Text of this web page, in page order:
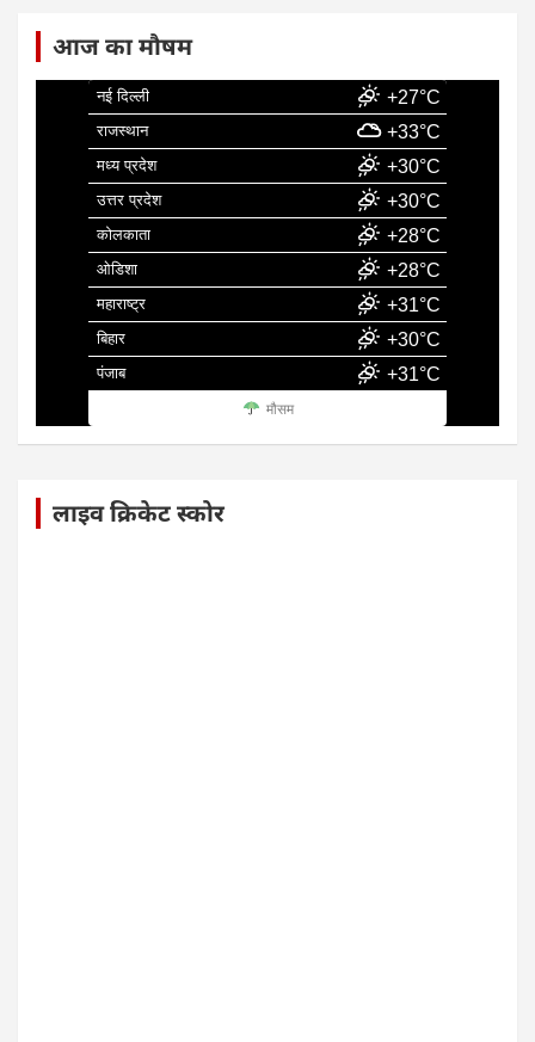
आज का मौषम
नई दिल्ली +27°C
राजस्थान +33°C
मध्य प्रदेश +30°C
उत्तर प्रदेश +30°C
कोलकाता +28°C
ओडिशा +28°C
महाराष्ट्र +31°C
बिहार +30°C
पंजाब +31°C
मौसम
लाइव क्रिकेट स्कोर